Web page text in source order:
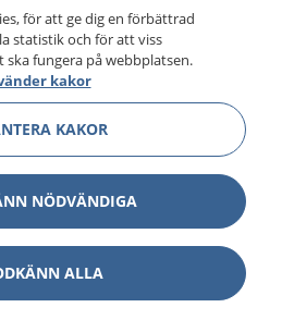
för att ge dig en förbättrad
statistik och för att viss
fungera på webbplatsen.
kakor
KAKOR
NÖDVÄNDIGA
ALLA